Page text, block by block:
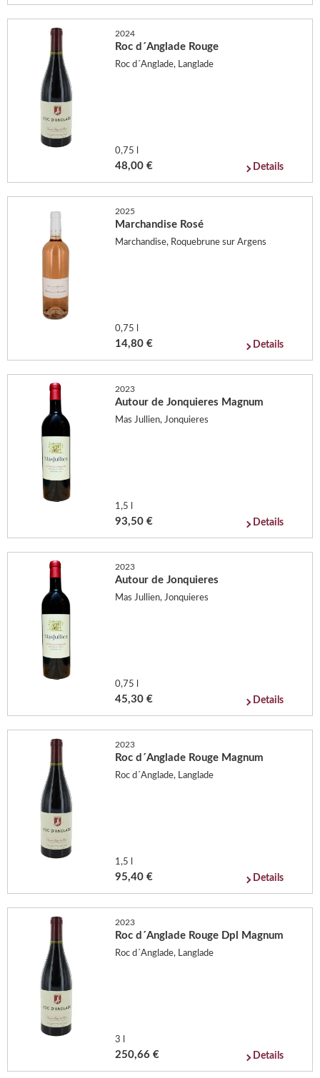
2024
Roc d´Anglade Rouge
Roc d´Anglade, Langlade
0,75 l
48,00 € Details
2025
Marchandise Rosé
Marchandise, Roquebrune sur Argens
0,75 l
14,80 € Details
2023
Autour de Jonquieres Magnum
Mas Jullien, Jonquieres
1,5 l
93,50 € Details
2023
Autour de Jonquieres
Mas Jullien, Jonquieres
0,75 l
45,30 € Details
2023
Roc d´Anglade Rouge Magnum
Roc d´Anglade, Langlade
1,5 l
95,40 € Details
2023
Roc d´Anglade Rouge Dpl Magnum
Roc d´Anglade, Langlade
3 l
250,66 € Details